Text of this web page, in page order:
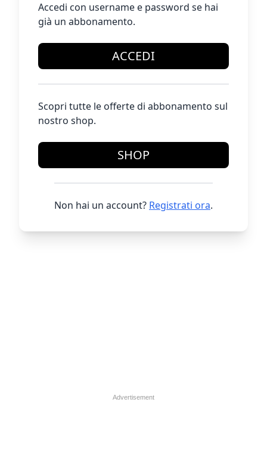
Accedi con username e password se hai
già un abbonamento.
ACCEDI
Scopri tutte le offerte di abbonamento sul
nostro shop.
SHOP
Non hai un account? Registrati ora.